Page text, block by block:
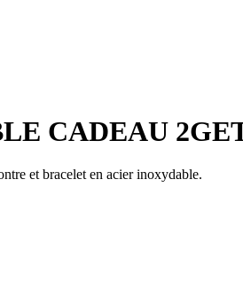
CADEAU
et bracelet en acier inoxydable.